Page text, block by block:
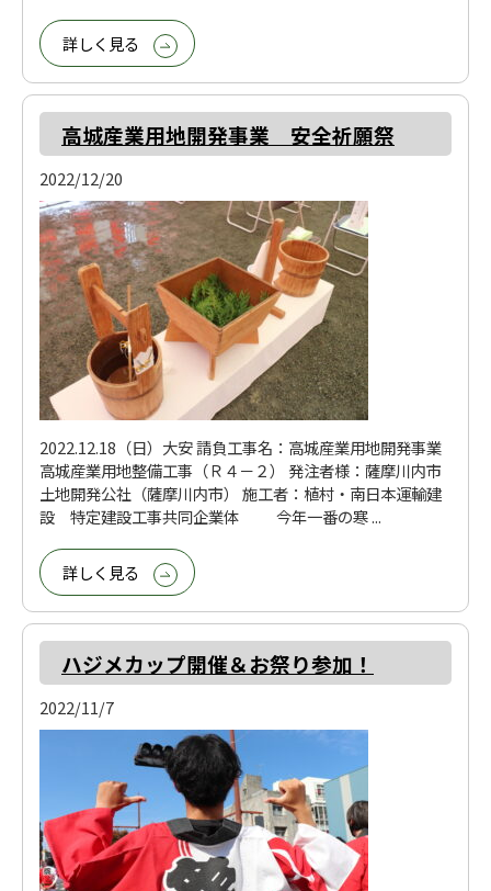
詳しく見る
高城産業用地開発事業 安全祈願祭
2022/12/20
2022.12.18（日）大安 請負工事名：高城産業用地開発事業
高城産業用地整備工事（Ｒ４－２） 発注者様：薩摩川内市
土地開発公社（薩摩川内市） 施工者：植村・南日本運輸建
設 特定建設工事共同企業体 今年一番の寒 ...
詳しく見る
ハジメカップ開催＆お祭り参加！
2022/11/7